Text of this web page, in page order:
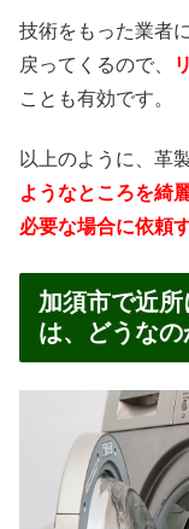
技術をもった業者
戻ってくるので、
ことも有効です。
以上のように、革
ようなところを綺
必要な場合に依頼
加須市で近
は、どうなの